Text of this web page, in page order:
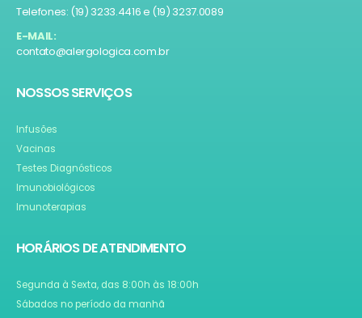
Telefones: (19) 3233.4416 e (19) 3237.0089
E-MAIL:
contato@alergologica.com.br
NOSSOS SERVIÇOS
Infusões
Vacinas
Testes Diagnósticos
Imunobiológicos
Imunoterapias
HORÁRIOS DE ATENDIMENTO
Segunda à Sexta, das 8:00h às 18:00h
Sábados no período da manhã